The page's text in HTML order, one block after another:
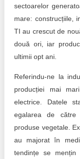
sectoarelor
mare: construcțiile,
TI au crescut de
două ori, iar
ultimii opt ani.
Referindu-ne la
producției mai
electrice. Datele
egalarea de către
produse vegetale.
au majorat în
tendințe se